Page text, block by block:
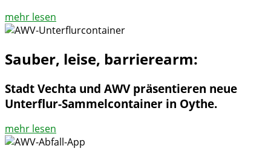
mehr lesen
Sauber, leise, barrierearm:
Stadt Vechta und AWV präsentieren neue
Unterflur-Sammelcontainer in Oythe.
mehr lesen